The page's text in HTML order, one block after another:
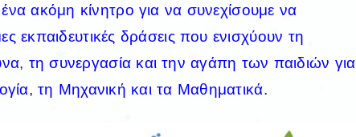
ακόμη κίνητρο για να συνεχίσουμε να
εκπαιδευτικές δράσεις που ενισχύουν τη
τη συνεργασία και την αγάπη των παιδιών για
τη Μηχανική και τα Μαθηματικά.